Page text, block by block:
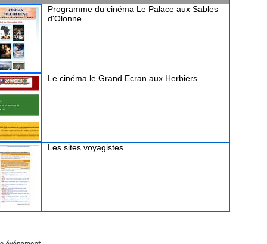
Programme du cinéma Le Palace aux Sables
d'Olonne
Le cinéma le Grand Ecran aux Herbiers
Les sites voyagistes